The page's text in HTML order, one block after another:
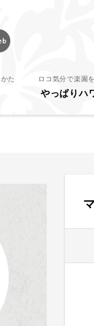
た ロコ気分で楽園
やっぱりハ